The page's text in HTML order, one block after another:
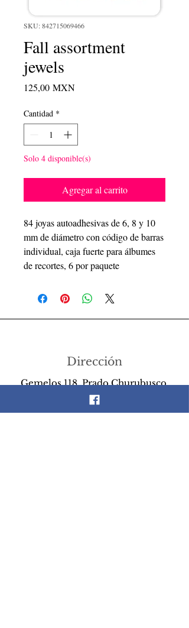
SKU: 842715069466
Fall assortment
jewels
125,00 MXNPrecio
Cantidad *
Solo 4 disponible(s)
Agregar al carrito
84 joyas autoadhesivas de 6, 8 y 10
mm de diámetro con código de barras
individual, caja fuerte para álbumes
de recortes, 6 por paquete
Dirección
Gemelos 118, Prado Churubusco,
Coyoacán, 04230 CDMX, México